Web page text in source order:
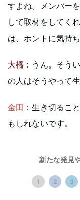
すよね。メンバー
して取材をしてく
は、ホントに気持
大橋 ：うん。そう
の人はそうやって
金田 ：生き切るこ
もしれないです。
はありますか？
新たな発見
1 2 3